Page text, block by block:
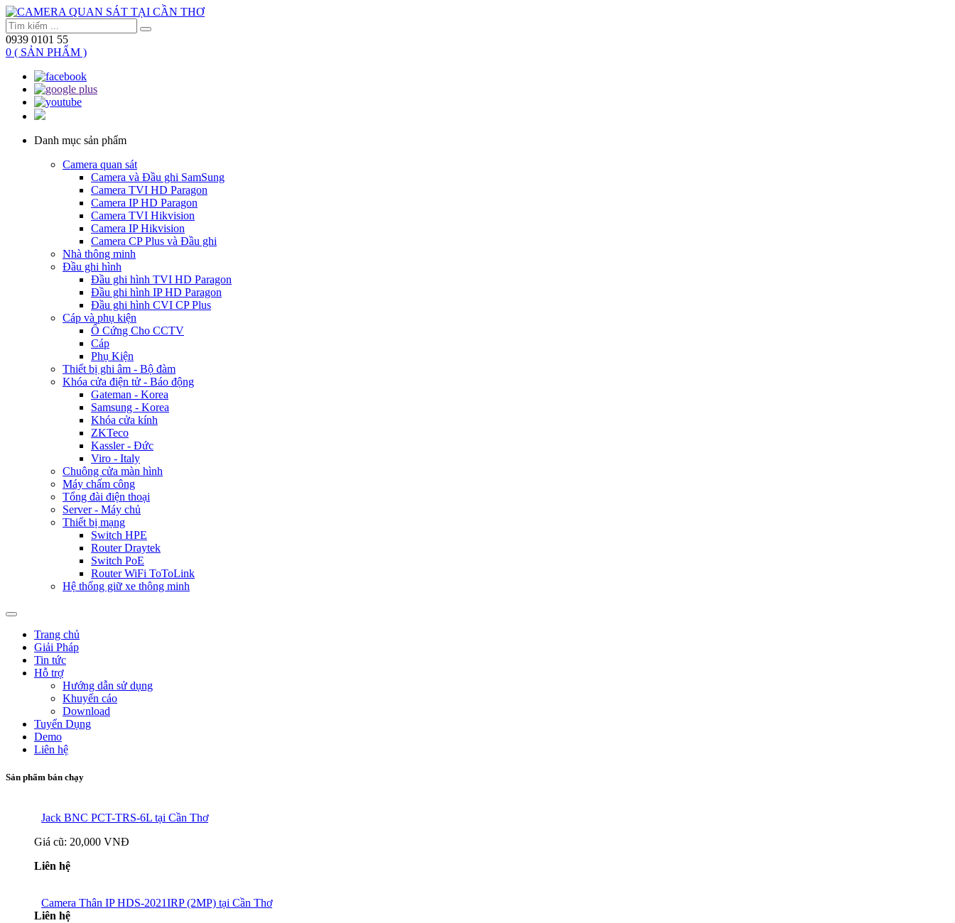
0939 0101 55
0 ( SẢN PHẨM )
Danh mục sản phẩm
Camera quan sát
Camera và Đầu ghi SamSung
Camera TVI HD Paragon
Camera IP HD Paragon
Camera TVI Hikvision
Camera IP Hikvision
Camera CP Plus và Đầu ghi
Nhà thông minh
Đầu ghi hình
Đầu ghi hình TVI HD Paragon
Đầu ghi hình IP HD Paragon
Đầu ghi hình CVI CP Plus
Cáp và phụ kiện
Ổ Cứng Cho CCTV
Cáp
Phụ Kiện
Thiết bị ghi âm - Bộ đàm
Khóa cửa điện tử - Báo động
Gateman - Korea
Samsung - Korea
Khóa cửa kính
ZKTeco
Kassler - Đức
Viro - Italy
Chuông cửa màn hình
Máy chấm công
Tổng đài điện thoại
Server - Máy chủ
Thiết bị mạng
Switch HPE
Router Draytek
Switch PoE
Router WiFi ToToLink
Hệ thống giữ xe thông minh
Trang chủ
Giải Pháp
Tin tức
Hỗ trợ
Hướng dẫn sử dụng
Khuyến cáo
Download
Tuyển Dụng
Demo
Liên hệ
Sản phẩm bán chạy
Jack BNC PCT-TRS-6L tại Cần Thơ
Giá cũ: 20,000 VNĐ
Liên hệ
Camera Thân IP HDS-2021IRP (2MP) tại Cần Thơ
Liên hệ